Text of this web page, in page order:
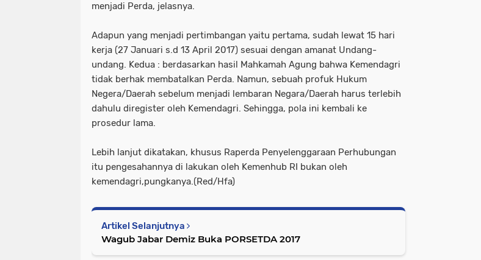
menjadi Perda, jelasnya.
Adapun yang menjadi pertimbangan yaitu pertama, sudah lewat 15 hari
kerja (27 Januari s.d 13 April 2017) sesuai dengan amanat Undang-
undang. Kedua : berdasarkan hasil Mahkamah Agung bahwa Kemendagri
tidak berhak membatalkan Perda. Namun, sebuah profuk Hukum
Negera/Daerah sebelum menjadi lembaran Negara/Daerah harus terlebih
dahulu diregister oleh Kemendagri. Sehingga, pola ini kembali ke
prosedur lama.
Lebih lanjut dikatakan, khusus Raperda Penyelenggaraan Perhubungan
itu pengesahannya di lakukan oleh Kemenhub RI bukan oleh
kemendagri,pungkanya.(Red/Hfa)
Artikel Selanjutnya
Wagub Jabar Demiz Buka PORSETDA 2017